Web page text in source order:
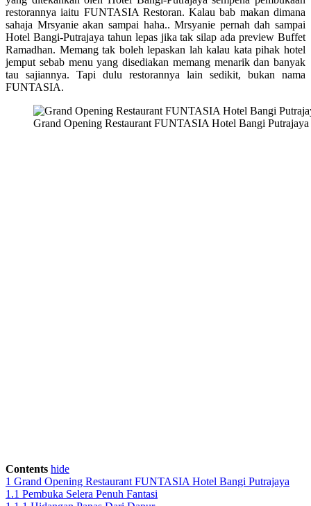
restorannya iaitu FUNTASIA Restoran. Kalau bab makan dimana
sahaja Mrsyanie akan sampai haha.. Mrsyanie pernah dah sampai
Hotel Bangi-Putrajaya tahun lepas jika tak silap ada preview Buffet
Ramadhan. Memang tak boleh lepaskan lah kalau kata pihak hotel
jemput sebab menu yang disediakan memang menarik dan banyak
tau sajiannya. Tapi dulu restorannya lain sedikit, bukan nama
FUNTASIA.
Grand Opening Restaurant FUNTASIA Hotel Bangi Putrajaya
Contents hide
1 Grand Opening Restaurant FUNTASIA Hotel Bangi Putrajaya
1.1 Pembuka Selera Penuh Fantasi